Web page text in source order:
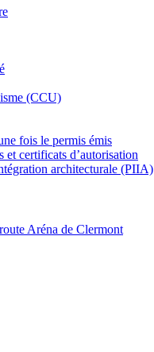
(CCU)
fois le permis émis
et certificats d’autorisation
architecturale (PIIA)
Aréna de Clermont